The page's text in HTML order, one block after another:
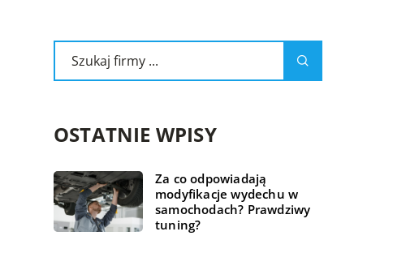
OSTATNIE WPISY
Za co odpowiadają
modyfikacje wydechu w
samochodach? Prawdziwy
tuning?